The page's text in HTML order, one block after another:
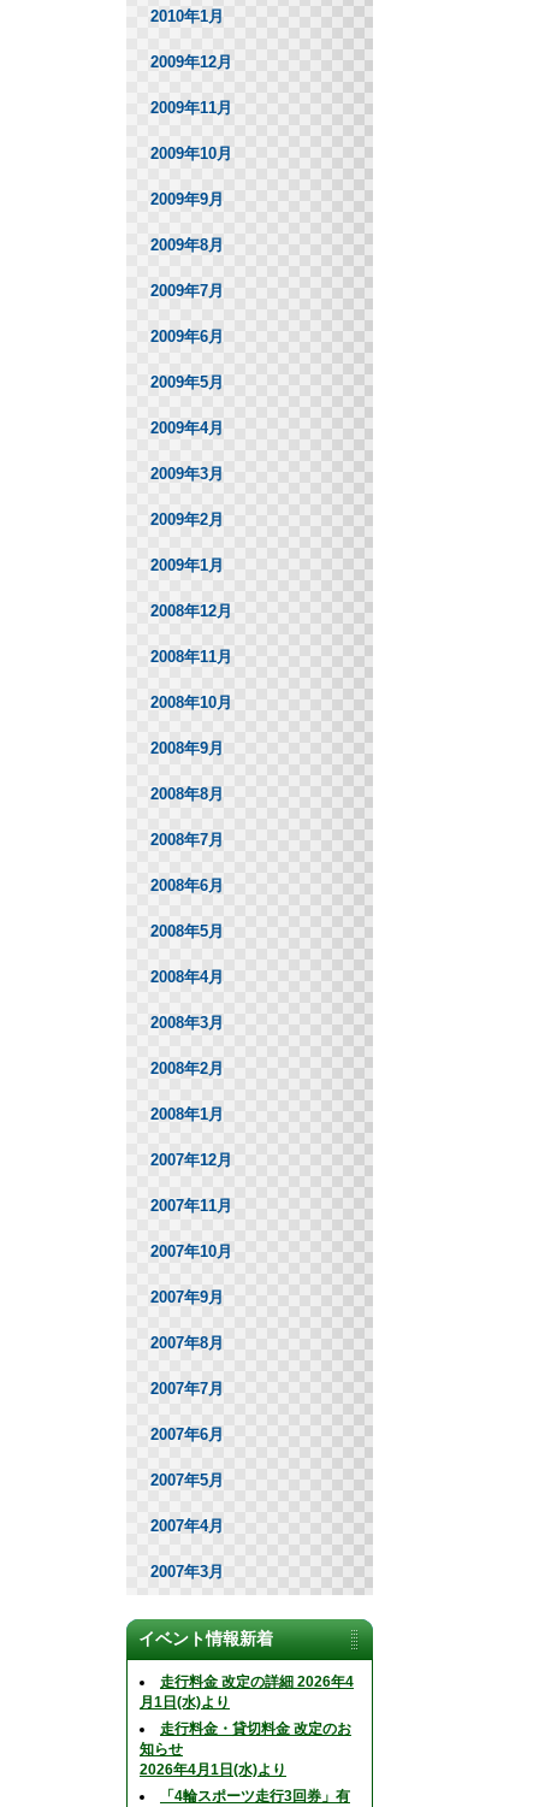
2010年1月
2009年12月
2009年11月
2009年10月
2009年9月
2009年8月
2009年7月
2009年6月
2009年5月
2009年4月
2009年3月
2009年2月
2009年1月
2008年12月
2008年11月
2008年10月
2008年9月
2008年8月
2008年7月
2008年6月
2008年5月
2008年4月
2008年3月
2008年2月
2008年1月
2007年12月
2007年11月
2007年10月
2007年9月
2007年8月
2007年7月
2007年6月
2007年5月
2007年4月
2007年3月
イベント情報新着
走行料金 改定の詳細 2026年4
月1日(水)より
走行料金・貸切料金 改定のお
知らせ
2026年4月1日(水)より
「4輪スポーツ走行3回券」有